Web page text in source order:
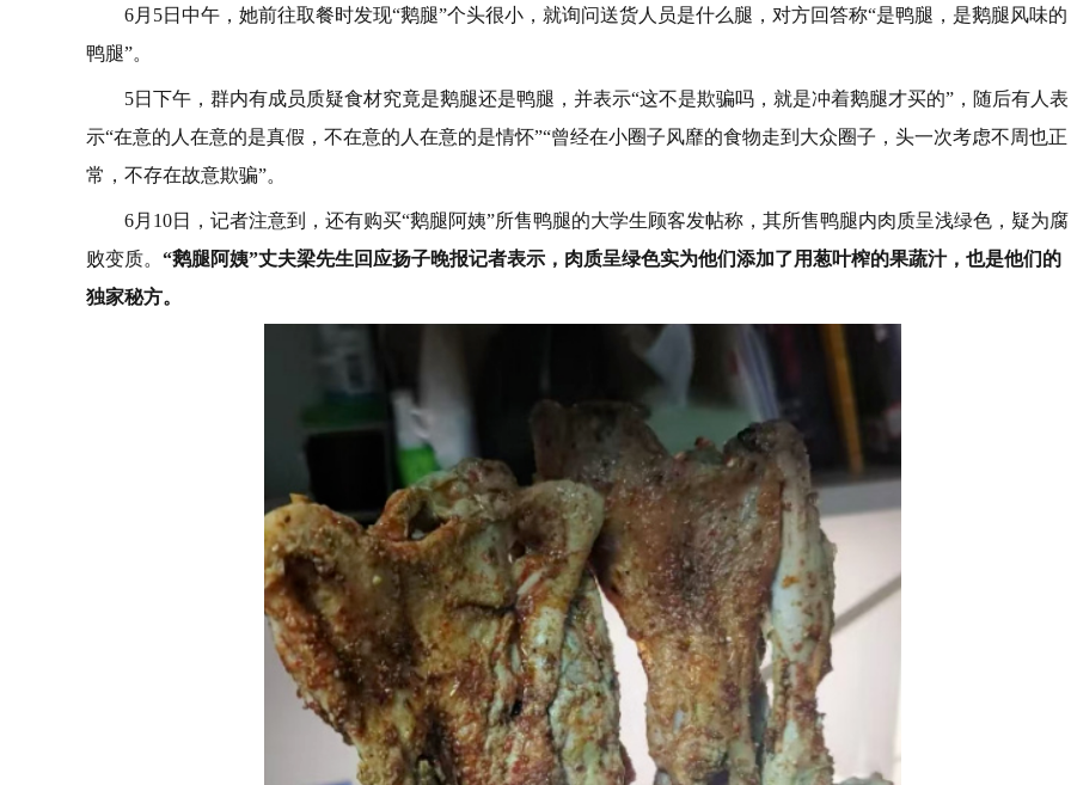
6月5日中午，她前往取餐时发现“鹅腿”个头很小，就询问送货人员是什么腿，对方回答称“是鸭腿，是鹅腿风味的
鸭腿”。
5日下午，群内有成员质疑食材究竟是鹅腿还是鸭腿，并表示“这不是欺骗吗，就是冲着鹅腿才买的”，随后有人表
示“在意的人在意的是真假，不在意的人在意的是情怀”“曾经在小圈子风靡的食物走到大众圈子，头一次考虑不周也正
常，不存在故意欺骗”。
6月10日，记者注意到，还有购买“鹅腿阿姨”所售鸭腿的大学生顾客发帖称，其所售鸭腿内肉质呈浅绿色，疑为腐
败变质。 “鹅腿阿姨”丈夫梁先生回应扬子晚报记者表示，肉质呈绿色实为他们添加了用葱叶榨的果蔬汁，也是他们的
独家秘方。